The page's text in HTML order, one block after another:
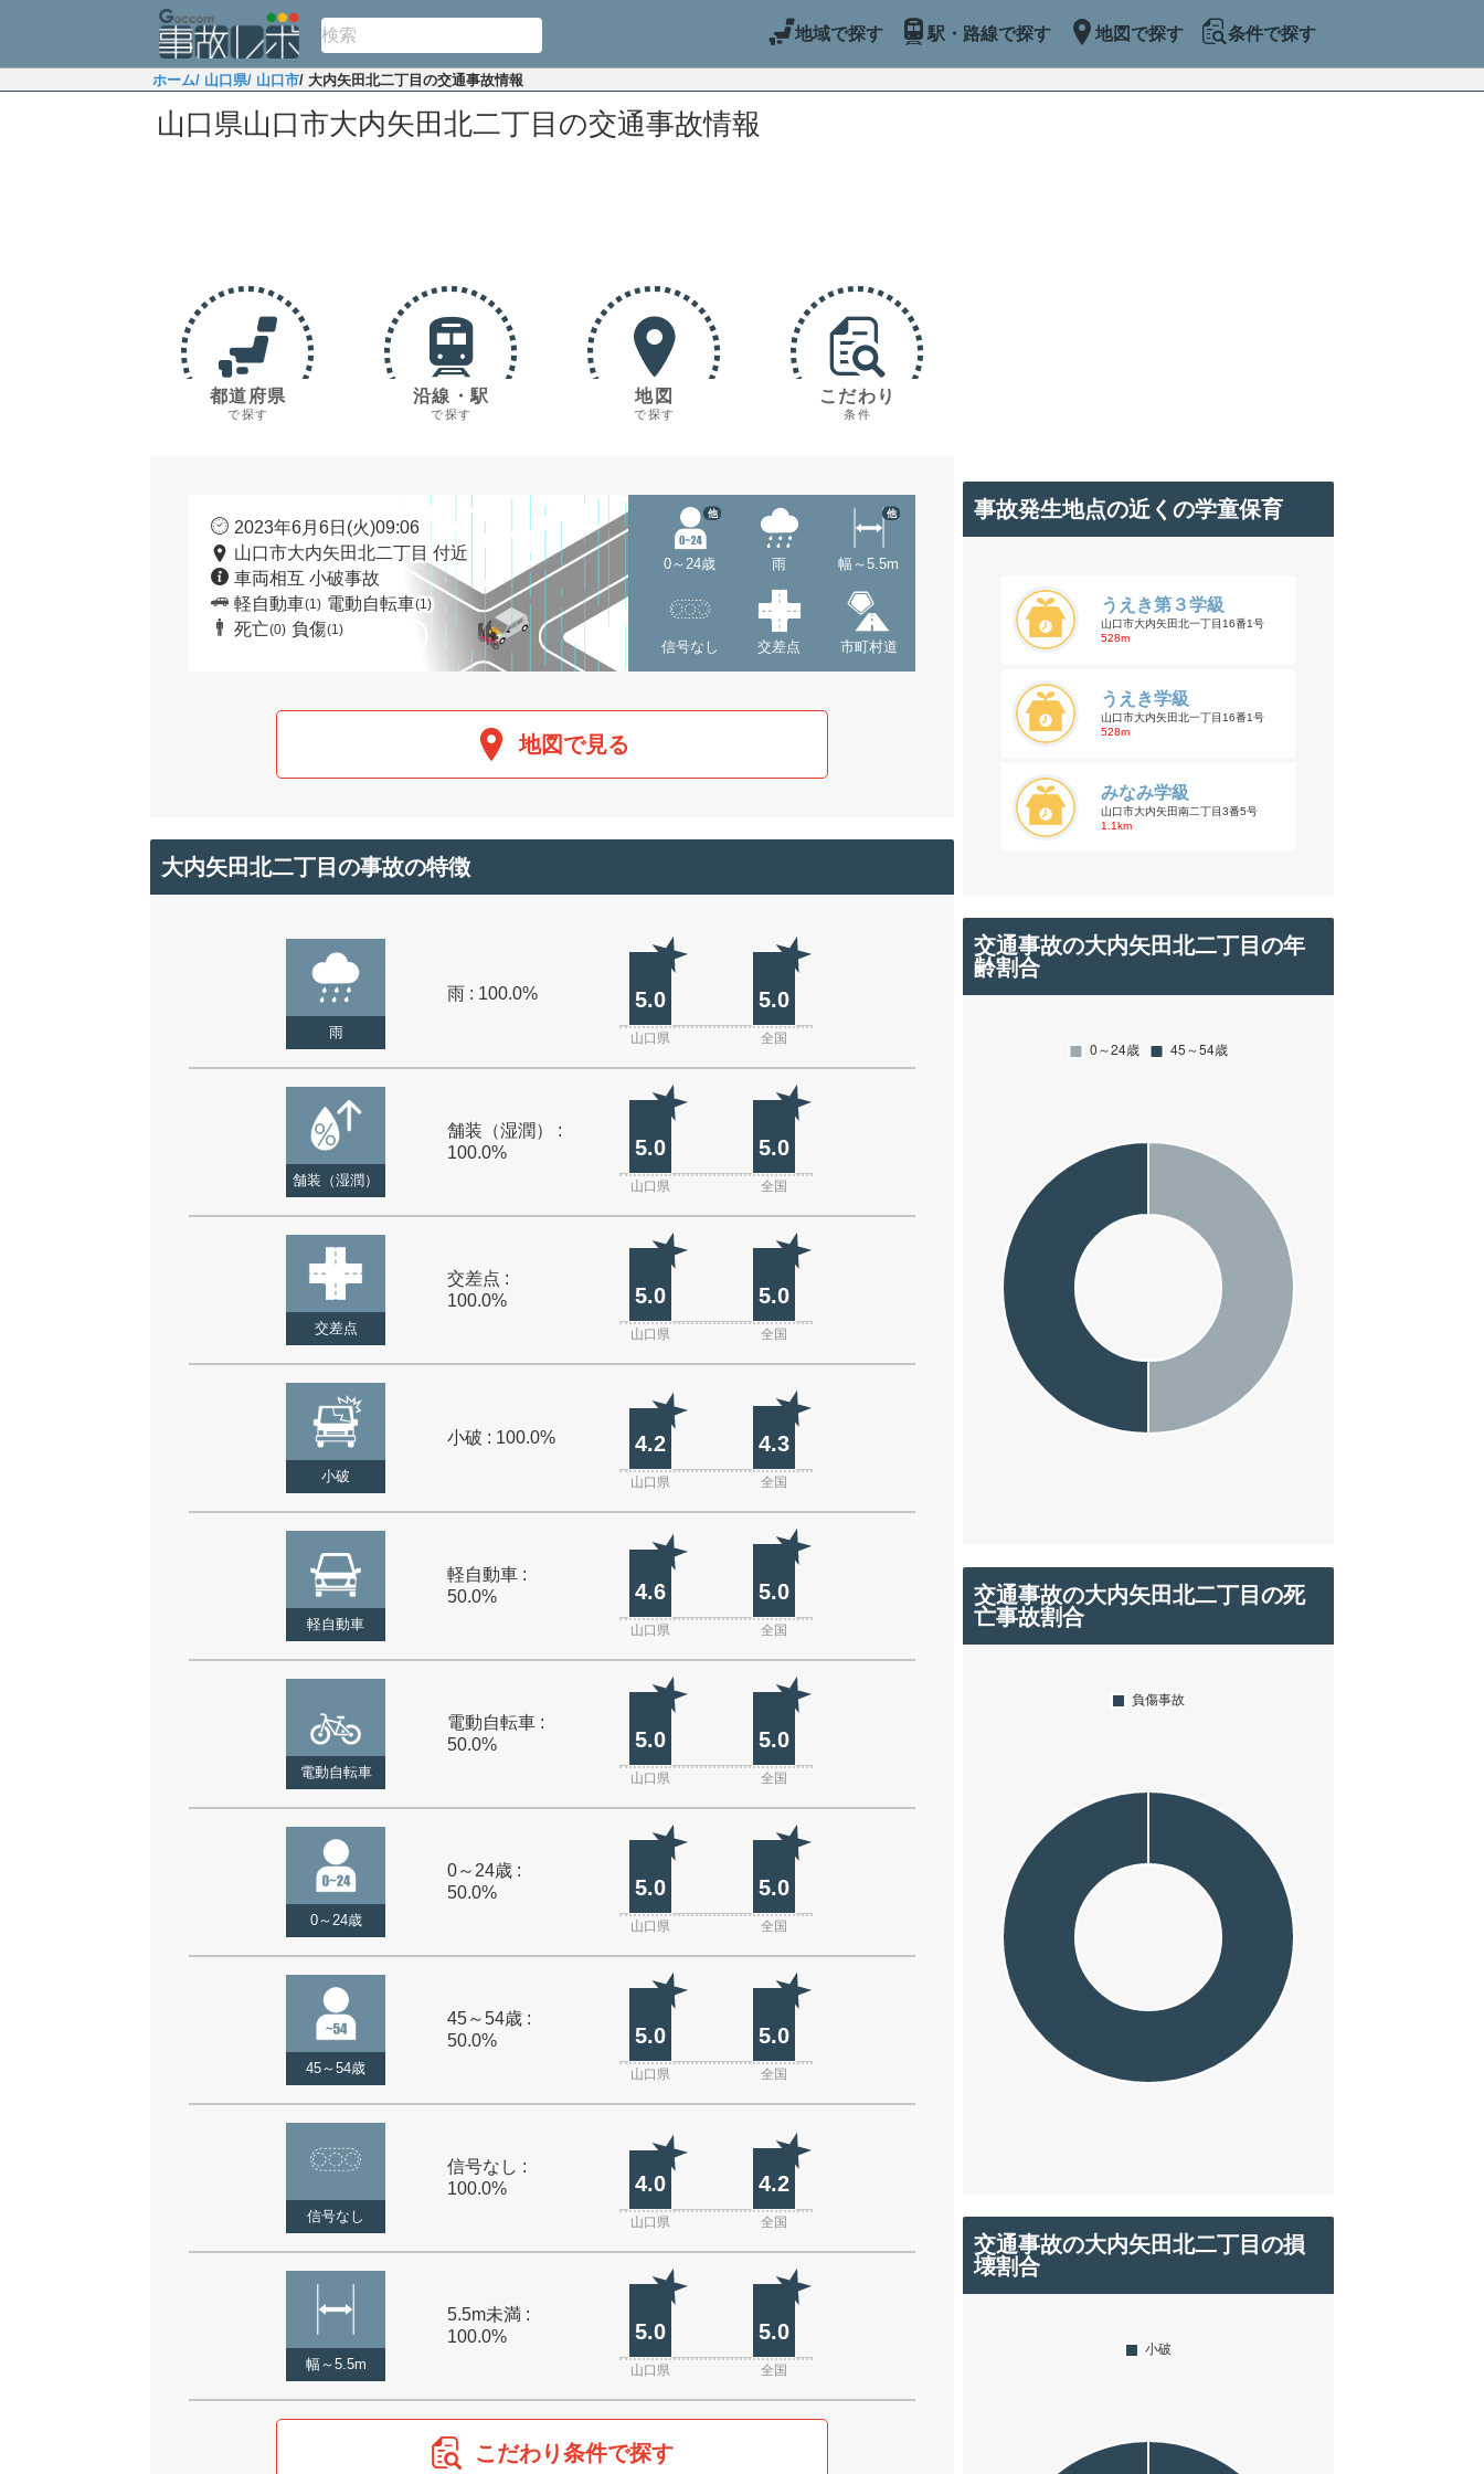
地域で探す 駅・路線で探す 地図で探す 条件で探す
ホーム/ 山口県/ 山口市/ 大内矢田北二丁目の交通事故情報
山口県山口市大内矢田北二丁目の交通事故情報
都道府県
で探す
沿線・駅
で探す
地図
で探す
こだわり
条件
2023年6月6日(火)09:06
山口市大内矢田北二丁目 付近
車両相互 小破事故
軽自動車(1) 電動自転車(1)
死亡(0) 負傷(1)
0～24歳
他
雨 幅～5.5m
他
信号なし 交差点 市町村道
地図で見る
大内矢田北二丁目の事故の特徴
雨
雨 : 100.0% 5.0 5.0
山口県 全国
舗装（湿潤）
舗装（湿潤） :
100.0%
5.0 5.0
山口県 全国
交差点
交差点 :
100.0%
5.0 5.0
山口県 全国
小破
小破 : 100.0% 4.2 4.3
山口県 全国
軽自動車
軽自動車 :
50.0%
4.6 5.0
山口県 全国
電動自転車
電動自転車 :
50.0%
5.0 5.0
山口県 全国
0～24歳
0～24歳 :
50.0%
5.0 5.0
山口県 全国
45～54歳
45～54歳 :
50.0%
5.0 5.0
山口県 全国
信号なし
信号なし :
100.0%
4.0 4.2
山口県 全国
幅～5.5m
5.5m未満 :
100.0%
5.0 5.0
山口県 全国
こだわり条件で探す
事故発生地点の近くの学童保育
うえき第３学級
山口市大内矢田北一丁目16番1号
528m
うえき学級
山口市大内矢田北一丁目16番1号
528m
みなみ学級
山口市大内矢田南二丁目3番5号
1.1km
交通事故の大内矢田北二丁目の年
齢割合
交通事故の大内矢田北二丁目の死
亡事故割合
交通事故の大内矢田北二丁目の損
壊割合